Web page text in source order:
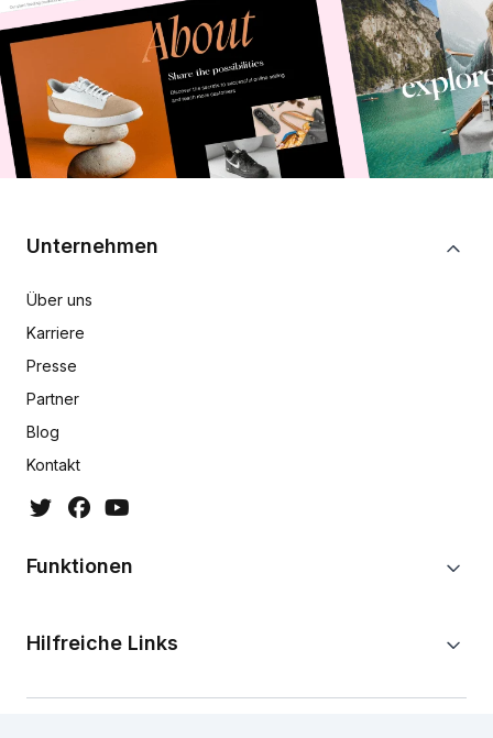
Unternehmen
Über uns
Karriere
Presse
Partner
Blog
Kontakt
Funktionen
Hilfreiche Links